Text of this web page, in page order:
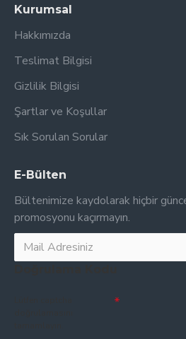
Kurumsal
Hakkımızda
Teslimat Bilgisi
Gizlilik Bilgisi
Şartlar ve Koşullar
Sık Sorulan Sorular
E-Bülten
Bültenimize kaydolarak hiçbir
promosyonu kaçırmayın.